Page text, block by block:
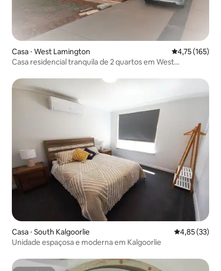
Casa ⋅ West Lamington 4,75 de uma
4,75 (165)
Casa residencial tranquila de 2 quartos em West
Casa ⋅ South Kalgoorlie 4,85 de uma
4,85 (33)
Unidade espaçosa e moderna em Kalgoorlie